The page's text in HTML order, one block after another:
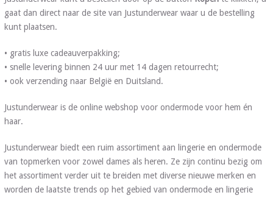
gaat dan direct naar de site van Justunderwear waar u de bestelling
kunt plaatsen.
• gratis luxe cadeauverpakking;
• snelle levering binnen 24 uur met 14 dagen retourrecht;
• ook verzending naar België en Duitsland.
Justunderwear is de online webshop voor ondermode voor hem én
haar.
Justunderwear biedt een ruim assortiment aan lingerie en ondermode
van topmerken voor zowel dames als heren. Ze zijn continu bezig om
het assortiment verder uit te breiden met diverse nieuwe merken en
worden de laatste trends op het gebied van ondermode en lingerie